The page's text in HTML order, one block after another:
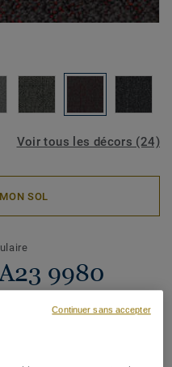
Voir tous les décors (24)
SOL
9980
un kaléidoscope de
Continuer sans accepter